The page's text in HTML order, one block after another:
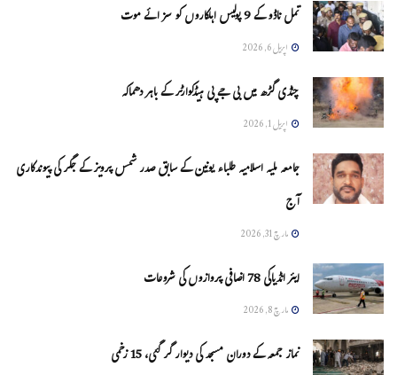
تمل ناڈو کے 9 پولیس اہلکاروں کو سزائے موت
اپریل 6, 2026
چنڈی گڑھ میں بی جے پی ہیڈکوارٹر کے باہر دھماکہ
اپریل 1, 2026
جامعہ ملیہ اسلامیہ طلباء یونین کے سابق صدر شمس پرویز کے جگر کی پیوندکاری
آج
مارچ 31, 2026
ایئر انڈیاکی 78 اضافی پروازوں کی شروعات
مارچ 8, 2026
نماز جمعہ کے دوران مسجد کی دیوار گر گئی، 15 زخمی